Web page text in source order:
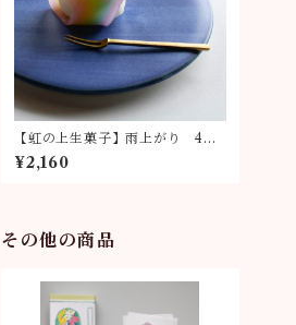
【虹の上生菓子】雨上がり 4個
入り
¥2,160
その他の商品